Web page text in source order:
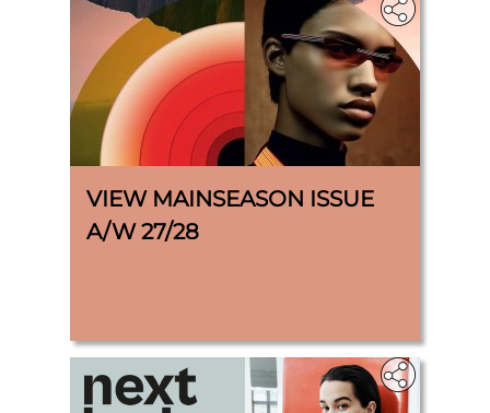
VIEW MAINSEASON ISSUE
A/W 27/28